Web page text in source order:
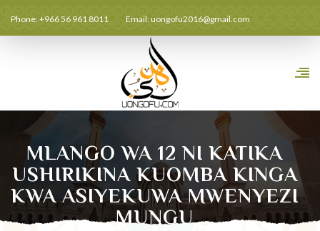
Phone: +966 56 961 8011 Email:uongofu2016@gmail.com
MLANGO WA 12 NI KATIKA
USHIRIKINA KUOMBA KINGA
KWA ASIYEKUWA MWENYEZI
MUNGU